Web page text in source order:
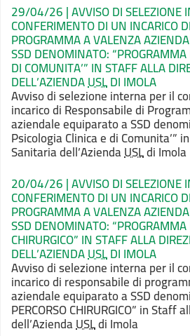
29/04/26 | AVVISO DI SELEZIONE
CONFERIMENTO DI UN INCARICO
PROGRAMMA A VALENZA
SSD DENOMINATO: “PROGRAMMA
DI COMUNITA’” IN STAFF ALLA
DELL’AZIENDAUSLDI IMOLA
Avviso di selezione interna per il
incarico di Responsabile di
aziendaleequiparato a SSD
Psicologia Clinica e di Comunita’”
Sanitaria dell’AziendaUSLdi Imola
20/04/26 | AVVISO DI SELEZIONE
CONFERIMENTO DI UN INCARICO
PROGRAMMA A VALENZA
SSD DENOMINATO: “PROGRAMMA
CHIRURGICO” IN STAFF ALLA
DELL’AZIENDAUSLDI IMOLA
Avviso di selezione interna peril
incarico di responsabile di
aziendaleequiparato a SSD
PERCORSO CHIRURGICO” in Staff
dell’AziendaUSLdi Imola